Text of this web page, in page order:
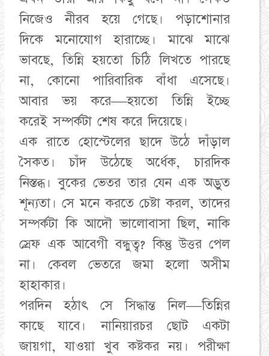
নিজেও নীরব হয়ে গেছে। পড়াশোনার
দিকে মনোযোগ হারাচ্ছে। মাঝে মাঝে
ভাবছে, তিন্নি হয়তো চিঠি লিখতে পারছে
না, কোনো পারিবারিক বাঁধা এসেছে।
আবার ভয় করে—হয়তো তিন্নি ইচ্ছে
করেই সম্পর্কটা শেষ করে দিয়েছে।
এক রাতে হোস্টেলের ছাদে উঠে দাঁড়াল
সৈকত। চাঁদ উঠেছে অর্ধেক, চারদিক
নিস্তব্ধ। বুকের ভেতর তার যেন এক অদ্ভুত
শূন্যতা। সে মনে করতে চেষ্টা করল, তাদের
সম্পর্কটা কি আদৌ ভালোবাসা ছিল, নাকি
স্রেফ এক আবেগী বন্ধুত্ব? কিন্তু উত্তর পেল
না। কেবল ভেতরে জমা হলো অসীম
হাহাকার।
পরদিন হঠাৎ সে সিদ্ধান্ত নিল—তিন্নির
কাছে যাবে। নানিয়ারচর ছোট একটা
জায়গা, যাওয়া খুব কষ্টকর নয়। পরীক্ষা